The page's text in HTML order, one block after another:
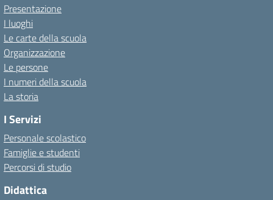
Presentazione
I luoghi
Le carte della scuola
Organizzazione
Le persone
I numeri della scuola
La storia
I Servizi
Personale scolastico
Famiglie e studenti
Percorsi di studio
Didattica